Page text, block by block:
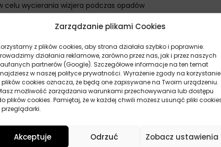
Zarządzanie plikami Cookies
z plików cookies, aby strona działała szybko i poprawnie.
działania reklamowe, zarówno przez nas, jak i przez naszych
partnerów (Google). Szczegółowe informacje na ten temat
w naszej polityce prywatności. Wyrażenie zgody na korzystanie
plików cookies oznacza, że będą one zapisywane na Twoim urządzeniu.
możliwość zarządzania warunkami przechowywania lub dostępu
plików cookies. Pamiętaj, że w każdej chwili możesz usunąć pliki
przeglądarki.
Akceptuje Odrzuć Zobacz ustawienia
celu wycierania wizjera podczas opadów
czystej powierzchni wizjera
kilka tygodni przy regularnym użytkowaniu
wizjera po aplikacji
opadów deszczu
wizjera z kasku
widzenia
do kasków 200ml
detergenciem, następnie wysusz powierzchnię
na całą powierzchnię wizjera przy użyciu miękkiej